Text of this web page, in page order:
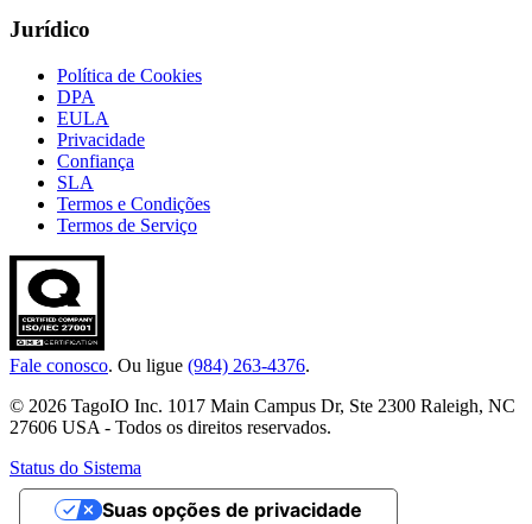
Jurídico
Política de Cookies
DPA
EULA
Privacidade
Confiança
SLA
Termos e Condições
Termos de Serviço
Fale conosco. Ou ligue (984) 263-4376.
© 2026 TagoIO Inc. 1017 Main Campus Dr, Ste 2300 Raleigh, NC
27606 USA - Todos os direitos reservados.
Status do Sistema
Suas opções de privacidade